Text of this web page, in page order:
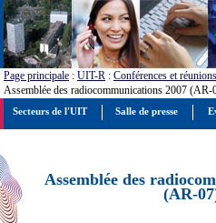
Page principale : UIT-R : Conférences et réunions
Assemblée des radiocommunications 2007 (AR-
Assemblée des
(AR-
Secteurs de l'UIT Salle de presse